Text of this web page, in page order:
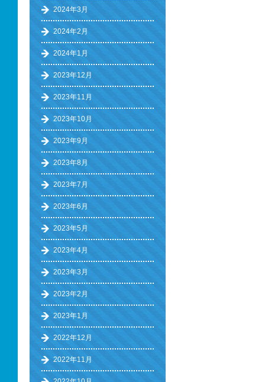
2024年3月
2024年2月
2024年1月
2023年12月
2023年11月
2023年10月
2023年9月
2023年8月
2023年7月
2023年6月
2023年5月
2023年4月
2023年3月
2023年2月
2023年1月
2022年12月
2022年11月